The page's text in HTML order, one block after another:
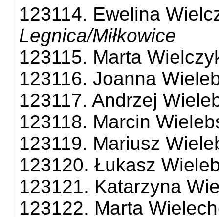
123114. Ewelina
Legnica/Miłkowice
123115. Marta
123116. Joanna
123117. Andrzej
123118. Marcin
123119. Mariusz
123120. Łukasz
123121. Katarzyna
123122. Marta